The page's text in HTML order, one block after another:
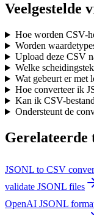
Veelgestelde
Hoe worden CSV-
Worden
Upload deze CSV
Welke
Wat gebeurt er met
Hoe converteer ik
Kan ik CSV-
Ondersteunt de
Gerelateerde
JSONL to CSV
validate JSONL files
OpenAI JSONL